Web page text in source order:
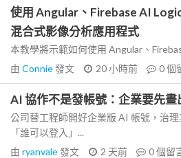
使用 Angular、Firebase AI
混合式影像分析應用程式
本教學將示範如何使用 Angular、
由 Connie發文 20 小時前 0個
AI 協作不是發帳號：企業要先
公司替工程師開好企業版 AI 帳號，治
「誰可以登入」...
由 ryanvale發文 2 天前 0個留